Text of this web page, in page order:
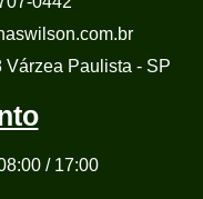
Várzea Paulista - SP
/ 17:00